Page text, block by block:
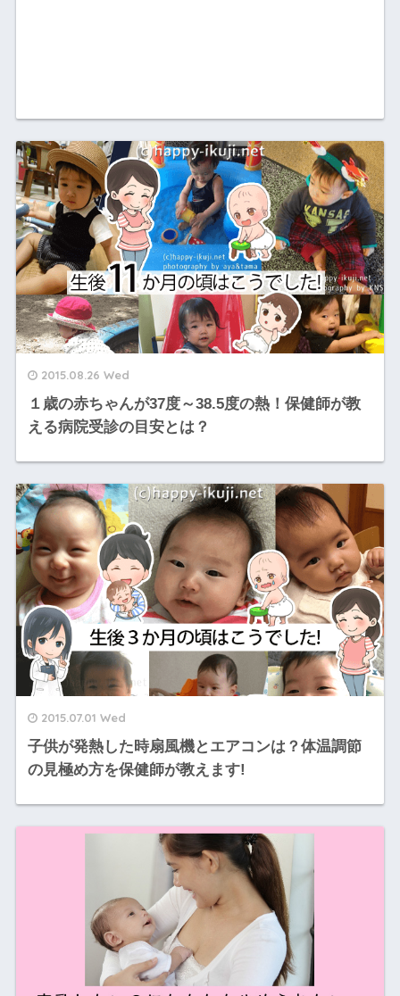
2015.08.26 Wed
１歳の赤ちゃんが37度～38.5度の熱！保健師が教
える病院受診の目安とは？
2015.07.01 Wed
子供が発熱した時扇風機とエアコンは？体温調節
の見極め方を保健師が教えます!